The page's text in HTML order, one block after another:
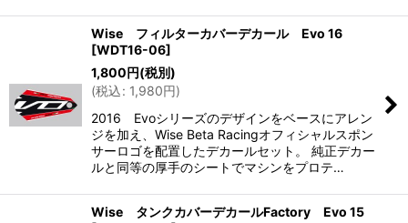
Wise フィルターカバーデカール Evo 16
[WDT16-06]
1,800円(税別)
(税込: 1,980円)
2016 Evoシリーズのデザインをベースにアレン
ジを加え、Wise Beta Racingオフィシャルスポン
サーロゴを配置したデカールセット。 純正デカー
ルと同等の厚手のシートでマシンをプロテ…
Wise タンクカバーデカールFactory Evo 15